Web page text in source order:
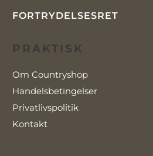
FORTRYDELSESRET
PRAKTISK
Om Countryshop
Handelsbetingelser
Privatlivspolitik
Kontakt